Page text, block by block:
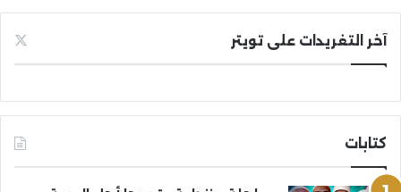
آخر التغريدات على تويتر
كتابات